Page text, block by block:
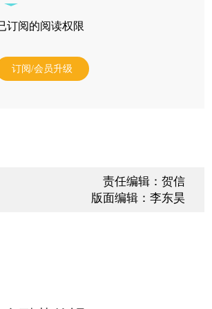
订阅的阅读权限
订阅/会员升级
责任编辑：贺信
版面编辑：李东昊